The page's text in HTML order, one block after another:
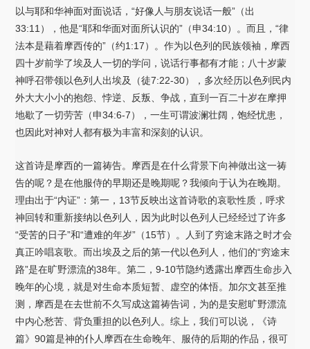
以与耶和华神面对面说话，“好像人与朋友说话一般”（出
33:11），他是“耶和华面对面所认识的”（申34:10）。而且，“律
法本是藉着摩西传的”（约1:17）。作为以色列的民族领袖，摩西
四十岁前学了埃及人一切的学问，说话行事都有才能；八十岁蒙
神呼召带领以色列人出埃及（徒7:22-30），多次经历以色列民内
外大大小小的抱怨、悖逆、反叛、争战，直到一百二十岁在摩押
地歇了一切劳苦（申34:6-7），一生可谓波澜壮阔，饱经忧患，
也因此对神对人都有极为丰富和深刻的认识。
这首诗是摩西的一篇祷告。摩西是在什么背景下向神做出这一祷
告的呢？是在他服侍的早期还是晚期呢？我倾向于认为在晚期。
理由出于“内证”：第一，13节反映出这首诗歌的哀歌性质，呼求
神回转和重新接纳以色列人，因为此时以色列人已经经过了许多
“受苦的日子”和“遭难的年岁”（15节）。人到了穷途末路之时才会
真正吟唱哀歌。而出埃及之后的第一代以色列人，他们的“穷途末
路”是在旷野漂流的38年。第二，9-10节隐约透露出摩西生命步入
晚年的心境，就是对生命本质短暂、虚空的体悟。加尔文甚至推
测，摩西是在去世前不久写成这篇祷告词，为的是安慰旷野漂流
中内心愁苦、背负重担的以色列人。综上，我们可以说，《诗
篇》90篇是神的仆人摩西在生命晚年、服侍的后期的作品，很可